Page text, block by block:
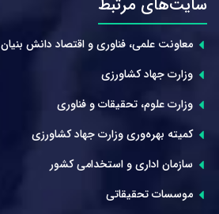
سایت‌های مرتبط
معاونت علمی، فناوری و اقتصاد دانش بنیان
وزارت جهاد کشاورزی
وزارت علوم، تحقیقات و فناوری
کمیته بهره‌وری وزارت جهاد کشاورزی
سازمان اداری و استخدامی کشور
موسسات تحقیقاتی